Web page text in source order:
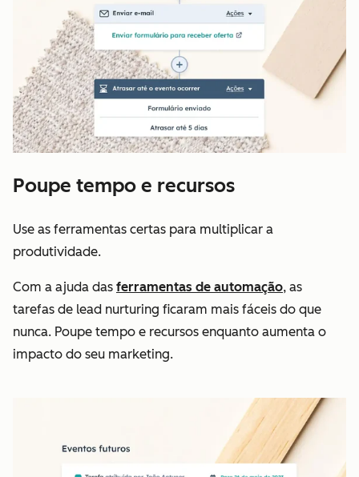
Poupe tempo e recursos
Use as ferramentas certas para multiplicar a
produtividade.
Com a ajuda das ferramentas de automação, as
tarefas de lead nurturing ficaram mais fáceis do que
nunca. Poupe tempo e recursos enquanto aumenta o
impacto do seu marketing.